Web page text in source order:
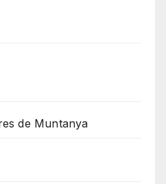
de Muntanya